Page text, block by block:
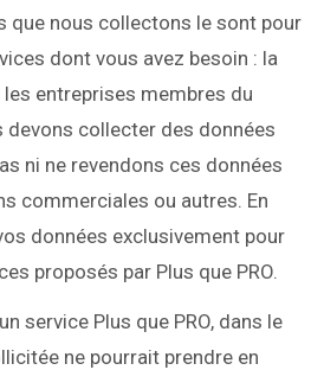
que nous collectons le sont pour
dont vous avez besoin : la
entreprises membres du
devons collecter des données
ni ne revendons ces données
commerciales ou autres. En
données exclusivement pour
proposés par Plus que PRO.
service Plus que PRO, dans le
ne pourrait prendre en